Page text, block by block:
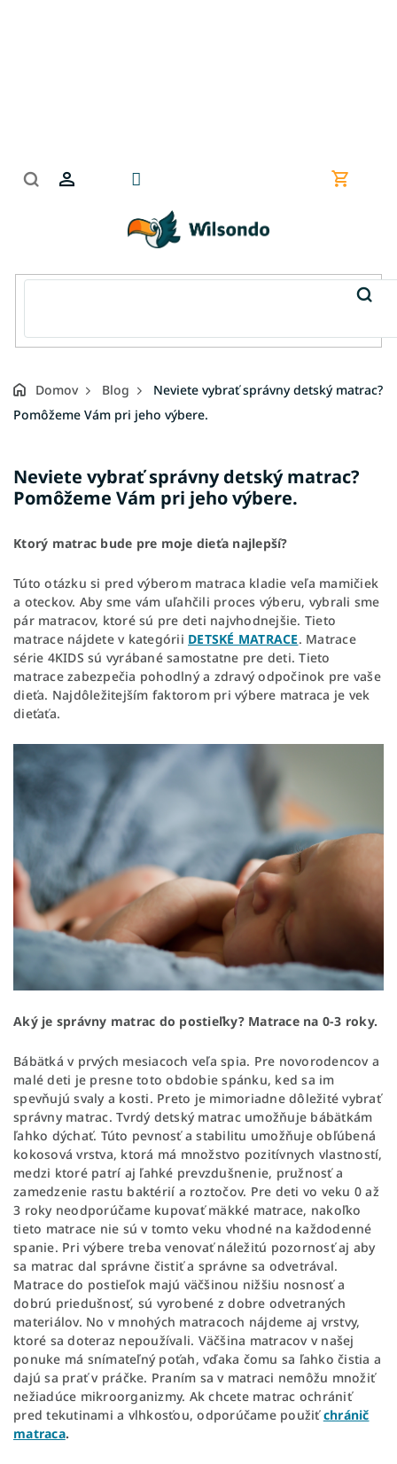
Domov Blog
Neviete vybrať správny detský matrac?
Pomôžeme Vám pri jeho výbere.
Neviete vybrať správny detský matrac?
Pomôžeme Vám pri jeho výbere.
Ktorý matrac bude pre moje dieťa najlepší?
Túto otázku si pred výberom matraca kladie veľa mamičiek
a oteckov. Aby sme vám uľahčili proces výberu, vybrali sme
pár matracov, ktoré sú pre deti najvhodnejšie. Tieto
matrace nájdete v kategórii DETSKÉ MATRACE. Matrace
série 4KIDS sú vyrábané samostatne pre deti. Tieto
matrace zabezpečia pohodlný a zdravý odpočinok pre vaše
dieťa. Najdôležitejším faktorom pri výbere matraca je vek
dieťaťa.
Aký je správny matrac do postieľky? Matrace na 0-3 roky.
Bábätká v prvých mesiacoch veľa spia. Pre novorodencov a
malé deti je presne toto obdobie spánku, ked sa im
spevňujú svaly a kosti. Preto je mimoriadne dôležité vybrať
správny matrac. Tvrdý detský matrac umožňuje bábätkám
ľahko dýchať. Túto pevnosť a stabilitu umožňuje obľúbená
kokosová vrstva, ktorá má množstvo pozitívnych vlastností,
medzi ktoré patrí aj ľahké prevzdušnenie, pružnosť a
zamedzenie rastu baktérií a roztočov. Pre deti vo veku 0 až
3 roky neodporúčame kupovať mäkké matrace, nakoľko
tieto matrace nie sú v tomto veku vhodné na každodenné
spanie. Pri výbere treba venovať náležitú pozornosť aj aby
sa matrac dal správne čistiť a správne sa odvetrával.
Matrace do postieľok majú väčšinou nižšiu nosnosť a
dobrú priedušnosť, sú vyrobené z dobre odvetraných
materiálov. No v mnohých matracoch nájdeme aj vrstvy,
ktoré sa doteraz nepoužívali. Väčšina matracov v našej
ponuke má snímateľný poťah, vďaka čomu sa ľahko čistia a
dajú sa prať v práčke. Praním sa v matraci nemôžu množiť
nežiadúce mikroorganizmy. Ak chcete matrac ochrániť
pred tekutinami a vlhkosťou, odporúčame použiťchránič
matraca.